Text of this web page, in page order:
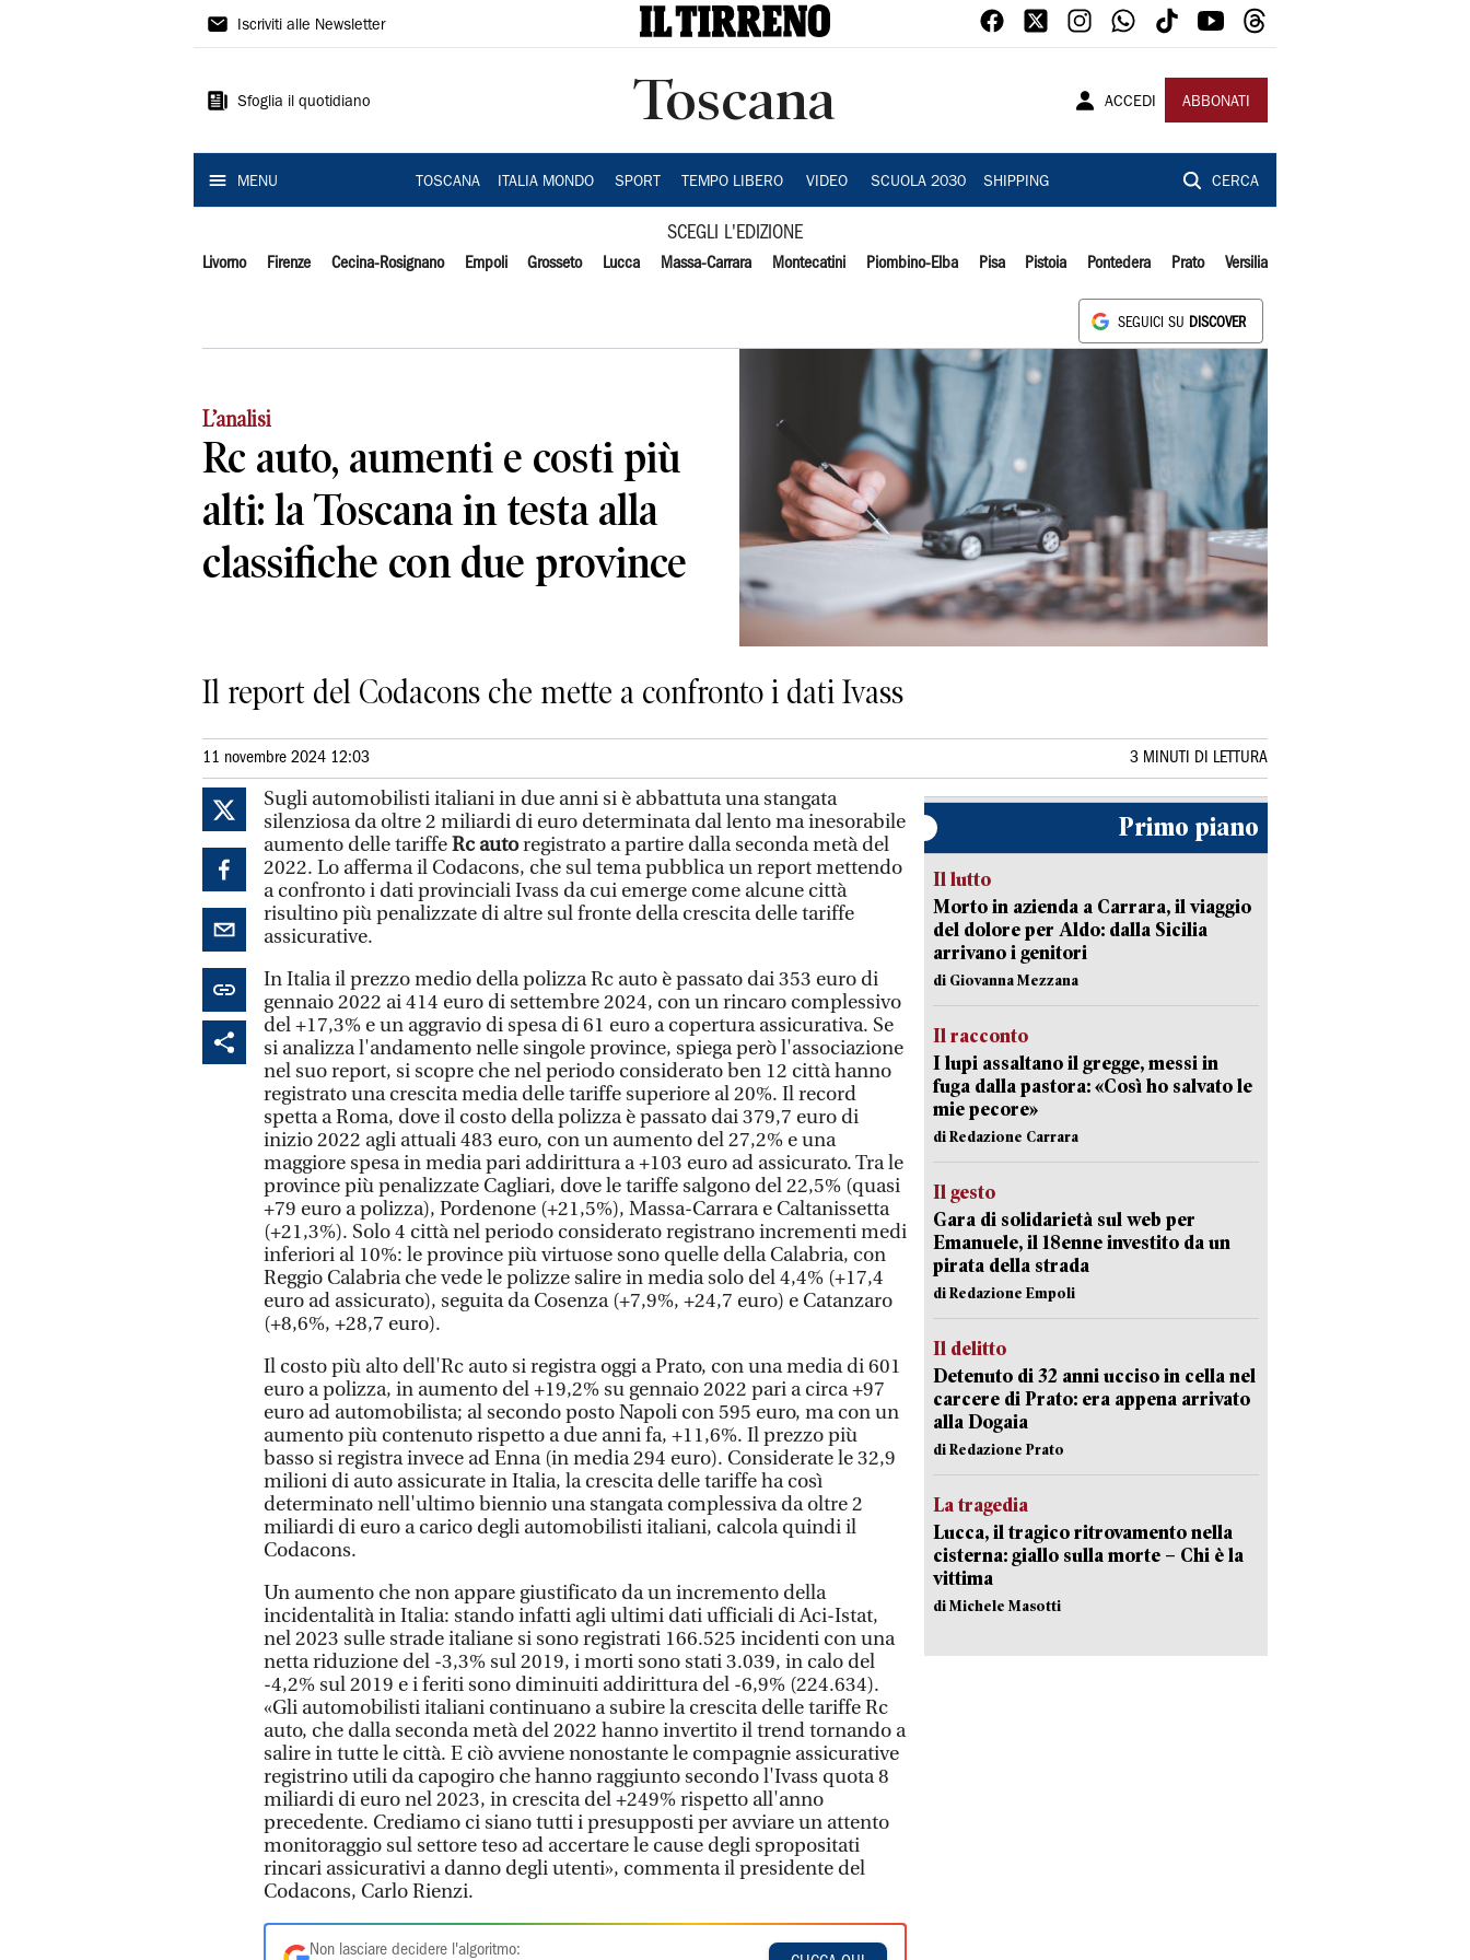
Il
Iscriviti alle Newsletter
Sfoglia il quotidiano Toscana ACCEDI ABBONATI
MENU TOSCANA ITALIA MONDO SPORT TEMPO LIBERO VIDEO SCUOLA 2030 SHIPPING CERCA
SCEGLI L'EDIZIONE
Livorno Firenze Cecina-Rosignano Empoli Grosseto Lucca Massa-Carrara Montecatini Piombino-Elba Pisa Pistoia Pontedera Prato Versilia
SEGUICI SU DISCOVER
L’analisi
Rc auto, aumenti e costi più
alti: la Toscana in testa alla
classifiche con due province
Il report del Codacons che mette a confronto i dati Ivass
11 novembre 2024 12:03 3 MINUTI DI LETTURA
Sugli automobilisti italiani in due anni si è abbattuta una stangata
silenziosa da oltre 2 miliardi di euro determinata dal lento ma inesorabile
aumento delle tariffeRc autoregistrato a partire dalla seconda metà del
2022. Lo afferma il Codacons, che sul tema pubblica un report mettendo
a confronto i dati provinciali Ivass da cui emerge come alcune città
risultino più penalizzate di altre sul fronte della crescita delle tariffe
assicurative.
In Italia il prezzo medio della polizza Rc auto è passato dai 353 euro di
gennaio 2022 ai 414 euro di settembre 2024, con un rincaro complessivo
del +17,3% e un aggravio di spesa di 61 euro a copertura assicurativa. Se
si analizza l'andamento nelle singole province, spiega però l'associazione
nel suo report, si scopre che nel periodo considerato ben 12 città hanno
registrato una crescita media delle tariffe superiore al 20%. Il record
spetta a Roma, dove il costo della polizza è passato dai 379,7 euro di
inizio 2022 agli attuali 483 euro, con un aumento del 27,2% e una
maggiore spesa in media pari addirittura a +103 euro ad assicurato. Tra le
province più penalizzate Cagliari, dove le tariffe salgono del 22,5% (quasi
+79 euro a polizza), Pordenone (+21,5%), Massa-Carrara e Caltanissetta
(+21,3%). Solo 4 città nel periodo considerato registrano incrementi medi
inferiori al 10%: le province più virtuose sono quelle della Calabria, con
Reggio Calabria che vede le polizze salire in media solo del 4,4% (+17,4
euro ad assicurato), seguita da Cosenza (+7,9%, +24,7 euro) e Catanzaro
(+8,6%, +28,7 euro).
Il costo più alto dell'Rc auto si registra oggi a Prato, con una media di 601
euro a polizza, in aumento del +19,2% su gennaio 2022 pari a circa +97
euro ad automobilista; al secondo posto Napoli con 595 euro, ma con un
aumento più contenuto rispetto a due anni fa, +11,6%. Il prezzo più
basso si registra invece ad Enna (in media 294 euro). Considerate le 32,9
milioni di auto assicurate in Italia, la crescita delle tariffe ha così
determinato nell'ultimo biennio una stangata complessiva da oltre 2
miliardi di euro a carico degli automobilisti italiani, calcola quindi il
Codacons.
Un aumento che non appare giustificato da un incremento della
incidentalità in Italia: stando infatti agli ultimi dati ufficiali di Aci-Istat,
nel 2023 sulle strade italiane si sono registrati 166.525 incidenti con una
netta riduzione del -3,3% sul 2019, i morti sono stati 3.039, in calo del
-4,2% sul 2019 e i feriti sono diminuiti addirittura del -6,9% (224.634).
«Gli automobilisti italiani continuano a subire la crescita delle tariffe Rc
auto, che dalla seconda metà del 2022 hanno invertito il trend tornando a
salire in tutte le città. E ciò avviene nonostante le compagnie assicurative
registrino utili da capogiro che hanno raggiunto secondo l'Ivass quota 8
miliardi di euro nel 2023, in crescita del +249% rispetto all'anno
precedente. Crediamo ci siano tutti i presupposti per avviare un attento
monitoraggio sul settore teso ad accertare le cause degli spropositati
rincari assicurativi a danno degli utenti», commenta il presidente del
Codacons, Carlo Rienzi.
Non lasciare decidere l'algoritmo:
Primo piano
Il lutto
Morto in azienda a Carrara, il viaggio
del dolore per Aldo: dalla Sicilia
arrivano i genitori
di Giovanna Mezzana
Il racconto
I lupi assaltano il gregge, messi in
fuga dalla pastora: «Così ho salvato le
mie pecore»
di Redazione Carrara
Il gesto
Gara di solidarietà sul web per
Emanuele, il 18enne investito da un
pirata della strada
di Redazione Empoli
Il delitto
Detenuto di 32 anni ucciso in cella nel
carcere di Prato: era appena arrivato
alla Dogaia
di Redazione Prato
La tragedia
Lucca, il tragico ritrovamento nella
cisterna: giallo sulla morte – Chi è la
vittima
di Michele Masotti